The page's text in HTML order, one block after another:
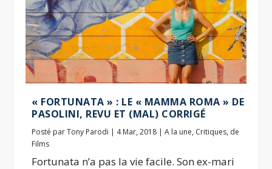
« FORTUNATA » : LE « MAMMA ROMA » DE
PASOLINI, REVU ET (MAL) CORRIGÉ
Posté parTony Parodi | 4 Mar, 2018 |A la une, Critiques, de
Films
Fortunata n’a pas la vie facile. Son ex-mari